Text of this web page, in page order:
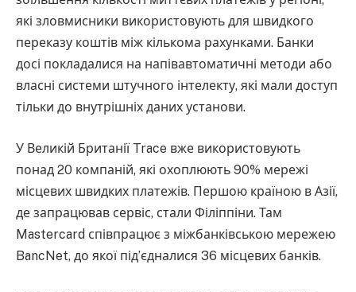
які зловмисники використовують для швидкого
переказу коштів між кількома рахунками. Банки
досі покладалися на напівавтоматичні методи або
власні системи штучного інтелекту, які мали доступ
тільки до внутрішніх даних установи.
У Великій Британії Trace вже використовують
понад 20 компаній, які охоплюють 90% мережі
місцевих швидких платежів. Першою країною в Азії,
де запрацював сервіс, стали Філіппіни. Там
Mastercard співпрацює з міжбанківською мережею
BancNet, до якої під’єдналися 36 місцевих банків.